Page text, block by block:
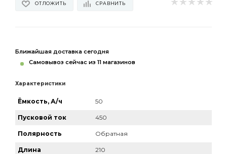
ОТЛОЖИТЬ СРАВНИТЬ
Ближайшая доставка сегодня
Самовывоз сейчас из 11 магазинов
Характеристики
Ёмкость, А/ч 50
Пусковой ток 450
Полярность Обратная
Длина 210